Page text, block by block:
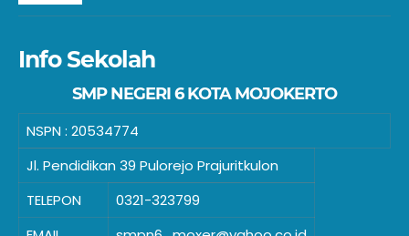
Info Sekolah
SMP NEGERI 6 KOTA MOJOKERTO
NSPN : 20534774
Jl. Pendidikan 39 Pulorejo Prajuritkulon
TELEPON
0321-323799